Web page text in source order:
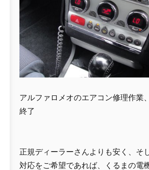
アルファロメオのエアコン修理作業
終了
正規ディーラーさんよりも安く、そ
対応をご希望であれば、くるまの電